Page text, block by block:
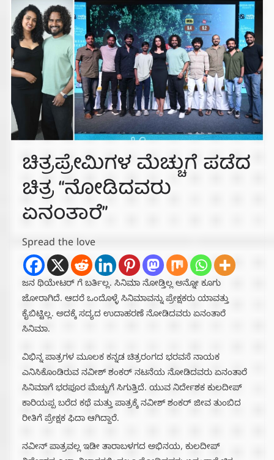
ಚಿತ್ರಪ್ರೇಮಿಗಳ ಮೆಚ್ಚುಗೆ ಪಡೆದ
ಚಿತ್ರ “ನೋಡಿದವರು
ಏನಂತಾರೆ”
Spread the love
ಜನ ಥಿಯೇಟರ್ ಗೆ ಬರ್ತಿಲ್ಲ. ಸಿನಿಮಾ ನೋಡ್ತಿಲ್ಲ ಅನ್ನೋ ಕೂಗು
ಜೋರಾಗಿದೆ. ಆದರೆ ಒಂದೊಳ್ಳೆ ಸಿನಿಮಾವನ್ನು ಪ್ರೇಕ್ಷಕರು ಯಾವತ್ತು
ಕೈಬಿಟ್ಟಿಲ್ಲ. ಅದಕ್ಕೆ ಸದ್ಯದ ಉದಾಹರಣೆ ನೋಡಿದವರು ಏನಂತಾರೆ
ಸಿನಿಮಾ.
ವಿಭಿನ್ನ ಪಾತ್ರಗಳ‌ ಮೂಲಕ ಕನ್ನಡ ಚಿತ್ರರಂಗದ ಭರವಸೆ ನಾಯಕ
ಎನಿಸಿಕೊಂಡಿರುವ ನವೀಶ್ ಶಂಕರ್ ನಟನೆಯ ನೋಡಿದವರು ಏನಂತಾರೆ
ಸಿನಿಮಾಗೆ ಭರಪೂರ ಮೆಚ್ಚುಗೆ ಸಿಗುತ್ತಿದೆ. ಯುವ ನಿರ್ದೇಶಕ ಕುಲದೀಪ್
ಕಾರಿಯಪ್ಪ ಬರೆದ ಕಥೆ ಮತ್ತು ಪಾತ್ರಕ್ಕೆ ನವೀಶ್ ಶಂಕರ್ ಜೀವ ತುಂಬಿದ
ರೀತಿಗೆ ಪ್ರೇಕ್ಷಕ ಫಿದಾ ಆಗಿದ್ದಾರೆ.
ನವೀನ್ ಪಾತ್ರವಲ್ಲ ಇಡೀ ತಾರಾಬಳಗದ ಅಭಿನಯ, ಕುಲದೀಪ್